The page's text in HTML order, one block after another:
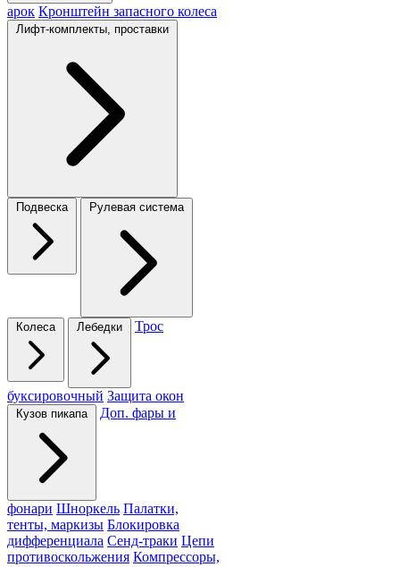
арок Кронштейн запасного колеса
Лифт-комплекты, проставки
Подвеска Рулевая система
Колеса Лебедки Трос
буксировочный Защита окон
Кузов пикапа Доп. фары и
фонари Шноркель Палатки,
тенты, маркизы Блокировка
дифференциала Сенд-траки Цепи
противоскольжения Компрессоры,